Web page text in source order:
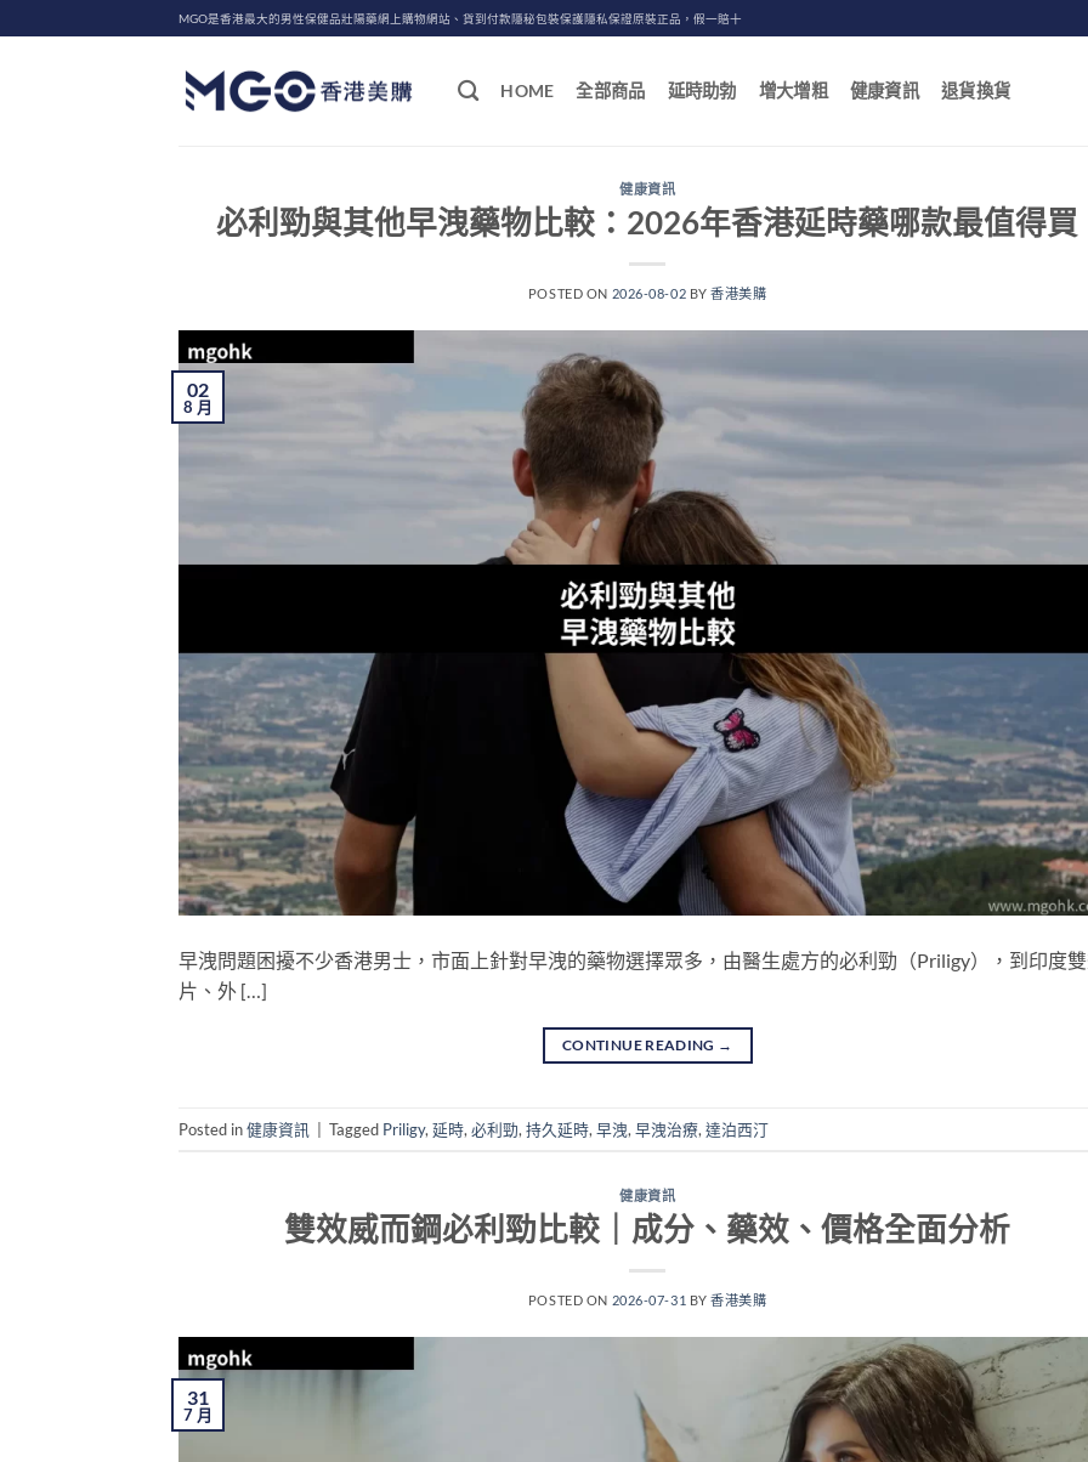
to
MGO是香港最大的男性保健品壯陽藥網上購物網站、貨到付款隱秘包裝保護隱私保證原裝正品，假一賠十
HOME 全部商品 延時助勃 增大增粗 健康資訊 退貨換貨
健康資訊
必利勁與其他早洩藥物比較：2026年香港延時藥哪款最值得買
POSTED ON 2026-08-02 BY香港美購
02
8 月
早洩問題困擾不少香港男士，市面上針對早洩的藥物選擇眾多，由醫生處方的必利勁（Priligy），到印度
片、外 […]
CONTINUE READING →
Posted in健康資訊 Tagged Priligy, 延時, 必利勁, 持久延時, 早洩, 早洩治療, 達泊西汀
健康資訊
雙效威而鋼必利勁比較｜成分、藥效、價格全面分析
POSTED ON 2026-07-31 BY香港美購
31
7 月